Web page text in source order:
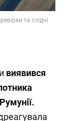
та слідчі
виявився